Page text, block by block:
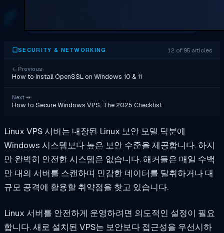
SECURITY & NETWORKING 12 of 95 articles
← Previous
How to Install OpenSSL on Windows 10 & 11
Next →
How to Secure Windows VPS: The 2025 Checklist
Linux VPS 서버는 내장된 Linux 보안 모델 덕분에
Windows 시스템보다 높은 보안 수준을 제공합니다. 하지
만 완벽히 안전한 시스템은 없습니다. 해커들은 매일 수백
만 대의 서버를 스캔하며 민감한 데이터를 탈취하거나 대
규모 공격에 활용할 취약점을 찾고 있습니다.
Linux 서버를 안전하게 운영하려면 의도적인 설정이 필요
합니다. 새로 설치된 VPS는 보안보다 접근성을 우선시하